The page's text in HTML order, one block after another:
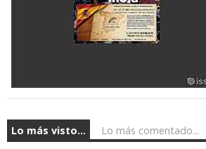
Lo más visto... Lo más comentado...